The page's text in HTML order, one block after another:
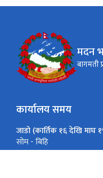
मदन
बागमती
कार्यालय समय
जाडो (कार्तिक १६ देखि माघ
सोम - बिहि
शुक्रबार